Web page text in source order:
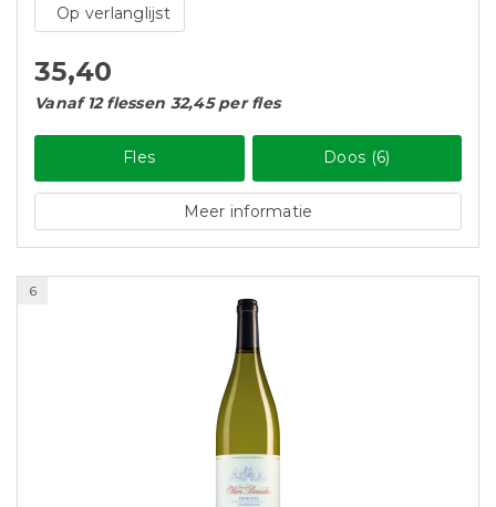
Op verlanglijst
35,40
Vanaf 12 flessen 32,45 per fles
Fles Doos (6)
Meer informatie
6